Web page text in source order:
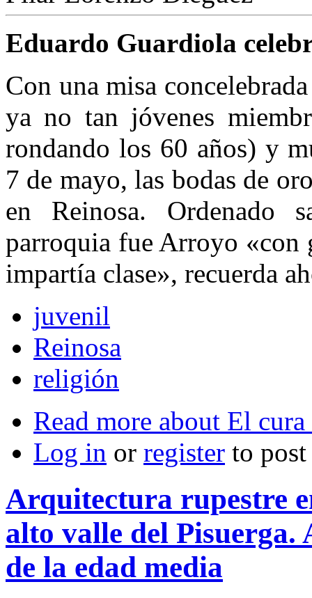
Eduardo Guardiola
Con una misa
ya no tan jóvenes
rondando los 60 años) y
7 de mayo, las bodas de
en Reinosa. Ordenado
parroquia fue Arroyo «con
impartía clase», recuerda
juvenil
Reinosa
religión
Read more about El
Log in or register to
Arquitectura rupestre
alto valle del
de la edad media